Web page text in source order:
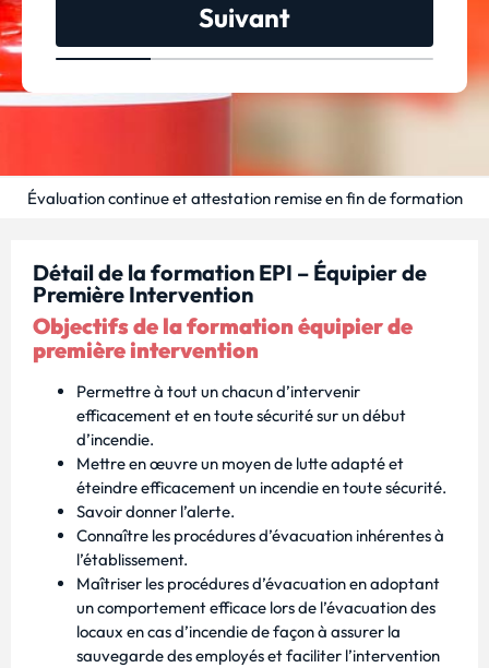
Suivant
Évaluation continue et attestation remise en fin de formation
Détail de la formation EPI – Équipier de
Première Intervention
Objectifs de la formation équipier de
première intervention
Permettre à tout un chacun d’intervenir
efficacement et en toute sécurité sur un début
d’incendie.
Mettre en œuvre un moyen de lutte adapté et
éteindre efficacement un incendie en toute sécurité.
Savoir donner l’alerte.
Connaître les procédures d’évacuation inhérentes à
l’établissement.
Maîtriser les procédures d’évacuation en adoptant
un comportement efficace lors de l’évacuation des
locaux en cas d’incendie de façon à assurer la
sauvegarde des employés et faciliter l’intervention